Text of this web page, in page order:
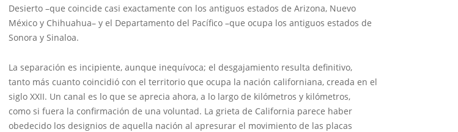
Desierto –que coincide casi exactamente con los antiguos estados de Arizona, Nuevo
México y Chihuahua– y el Departamento del Pacífico –que ocupa los antiguos estados de
Sonora y Sinaloa.
La separación es incipiente, aunque inequívoca; el desgajamiento resulta definitivo,
tanto más cuanto coincidió con el territorio que ocupa la nación californiana, creada en el
siglo XXII. Un canal es lo que se aprecia ahora, a lo largo de kilómetros y kilómetros,
como si fuera la confirmación de una voluntad. La grieta de California parece haber
obedecido los designios de aquella nación al apresurar el movimiento de las placas